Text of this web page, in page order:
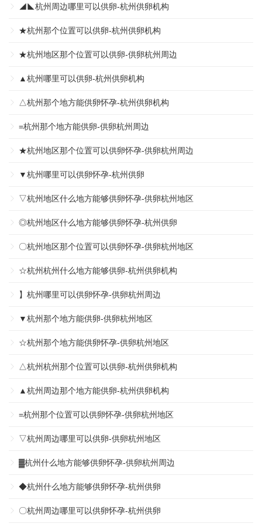
◢◣杭州周边哪里可以供卵-杭州供卵机构
★杭州那个位置可以供卵-杭州供卵机构
★杭州地区那个位置可以供卵-供卵杭州周边
▲杭州哪里可以供卵-杭州供卵机构
△杭州那个地方能供卵怀孕-杭州供卵机构
=杭州那个地方能供卵-供卵杭州周边
★杭州地区那个位置可以供卵怀孕-供卵杭州周边
▼杭州哪里可以供卵怀孕-杭州供卵
▽杭州地区什么地方能够供卵怀孕-供卵杭州地区
◎杭州地区什么地方能够供卵怀孕-杭州供卵
〇杭州地区那个位置可以供卵怀孕-供卵杭州地区
☆杭州杭州什么地方能够供卵-杭州供卵机构
】杭州哪里可以供卵怀孕-供卵杭州周边
▼杭州那个地方能供卵-供卵杭州地区
☆杭州那个地方能供卵怀孕-供卵杭州地区
△杭州杭州那个位置可以供卵-杭州供卵机构
▲杭州周边那个地方能供卵-杭州供卵机构
=杭州那个位置可以供卵怀孕-供卵杭州地区
▽杭州周边哪里可以供卵-供卵杭州地区
▓杭州什么地方能够供卵怀孕-供卵杭州周边
◆杭州什么地方能够供卵怀孕-杭州供卵
〇杭州周边哪里可以供卵怀孕-杭州供卵